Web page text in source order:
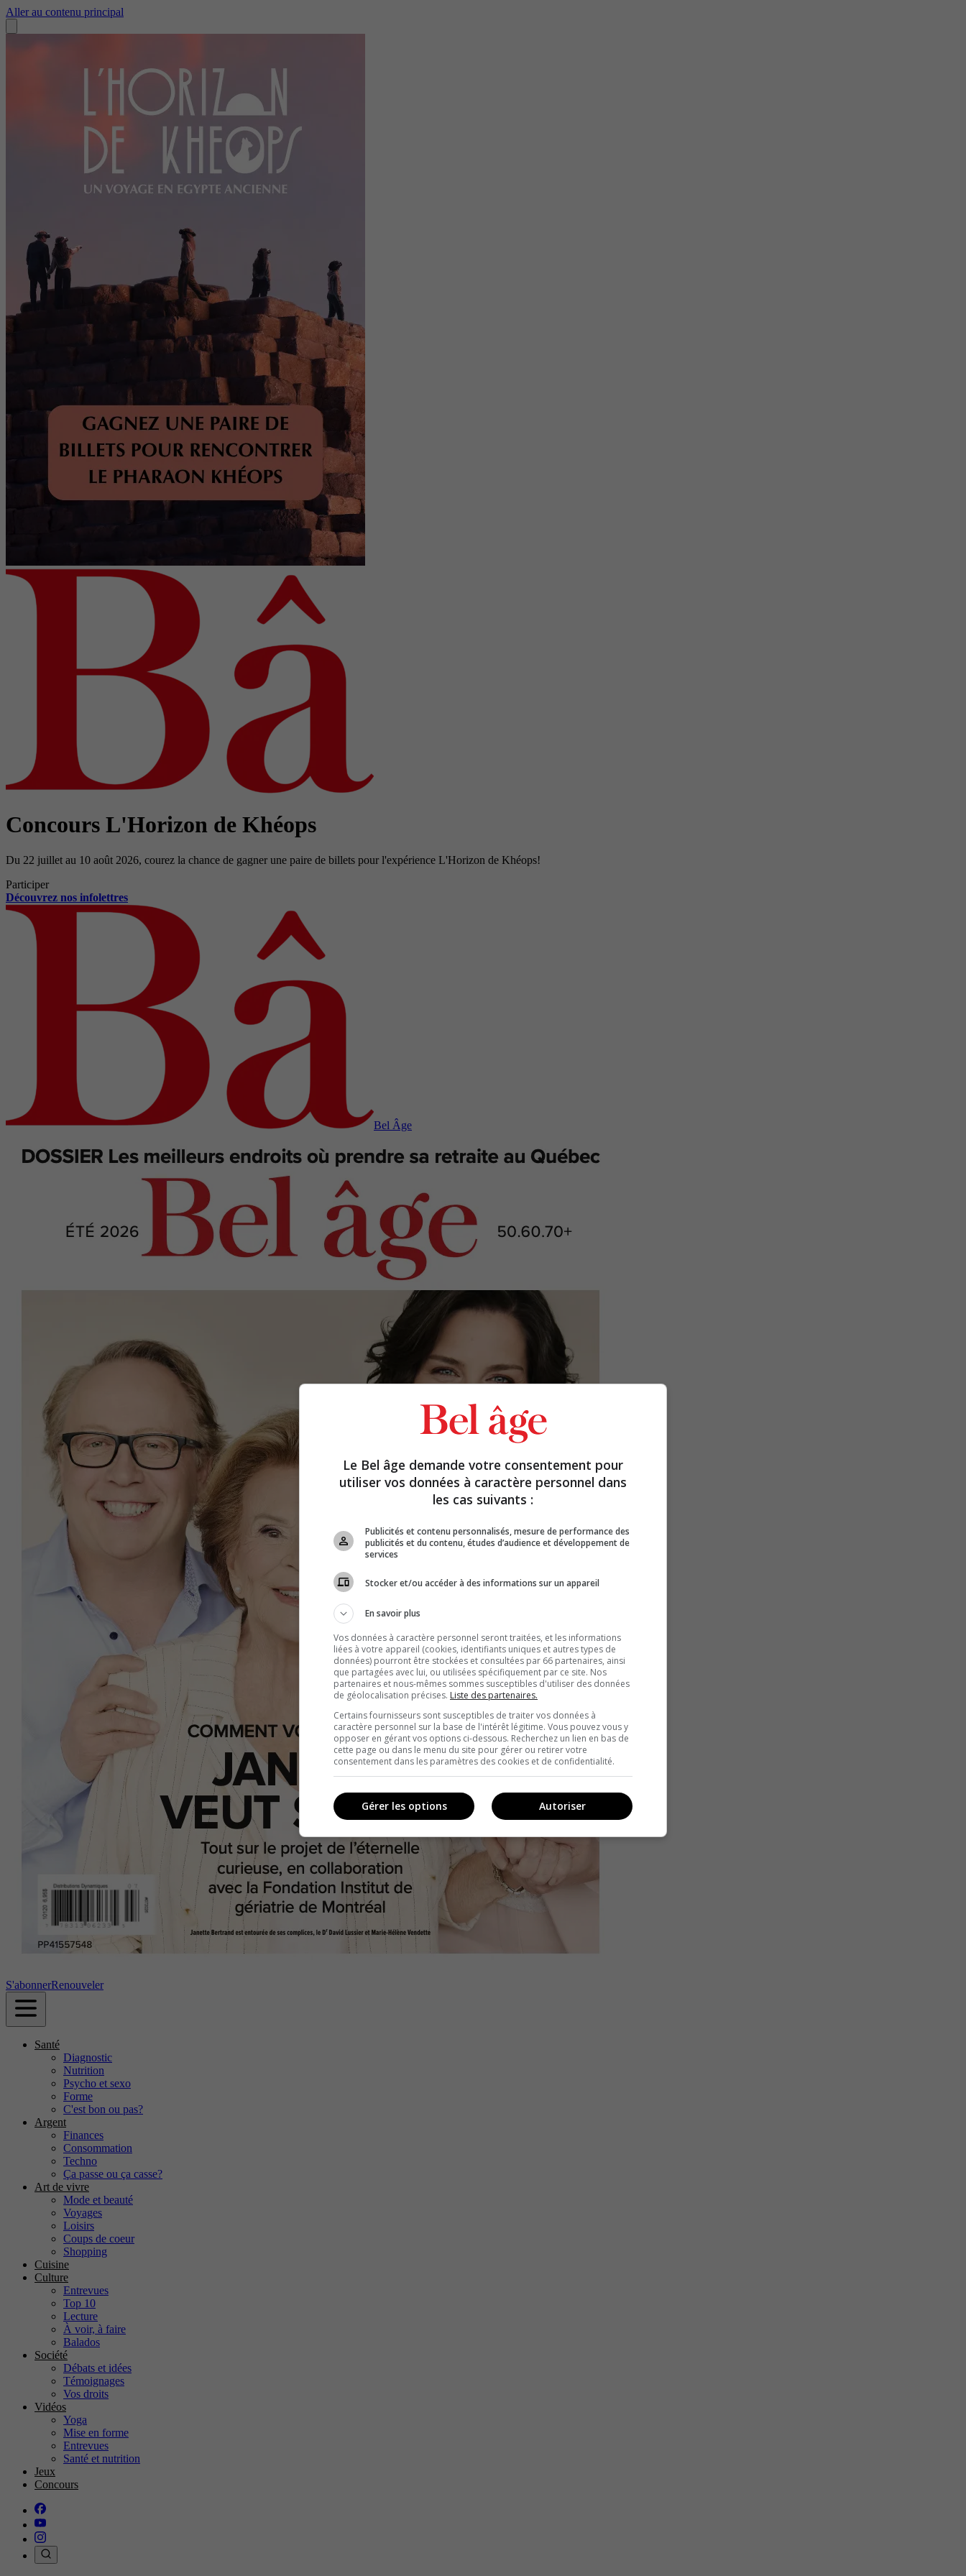
Aller au contenu principal
Concours L'Horizon de Khéops
Du 22 juillet au 10 août 2026, courez la chance de gagner une paire de billets pour l'expérience L'Horizon de Khéops!
Participer
Découvrez nos infolettres
Bel Âge
S'abonnerRenouveler
Santé
Diagnostic
Nutrition
Psycho et sexo
Forme
C'est bon ou pas?
Argent
Finances
Consommation
Techno
Ça passe ou ça casse?
Art de vivre
Mode et beauté
Voyages
Loisirs
Coups de coeur
Shopping
Cuisine
Culture
Entrevues
Top 10
Lecture
À voir, à faire
Balados
Société
Débats et idées
Témoignages
Vos droits
Vidéos
Yoga
Mise en forme
Entrevues
Santé et nutrition
Jeux
Concours
Le Bel âge demande votre consentement pour
utiliser vos données à caractère personnel dans
les cas suivants :
Publicités et contenu personnalisés, mesure de performance des
publicités et du contenu, études d’audience et développement de
services
Stocker et/ou accéder à des informations sur un appareil
En savoir plus
Vos données à caractère personnel seront traitées, et les informations
liées à votre appareil (cookies, identifiants uniques et autres types de
données) pourront être stockées et consultées par 66 partenaires, ainsi
que partagées avec lui, ou utilisées spécifiquement par ce site. Nos
partenaires et nous-mêmes sommes susceptibles d'utiliser des données
de géolocalisation précises. Liste des partenaires.
Certains fournisseurs sont susceptibles de traiter vos données à
caractère personnel sur la base de l'intérêt légitime. Vous pouvez vous y
opposer en gérant vos options ci-dessous. Recherchez un lien en bas de
cette page ou dans le menu du site pour gérer ou retirer votre
consentement dans les paramètres des cookies et de confidentialité.
Autoriser
Gérer les options